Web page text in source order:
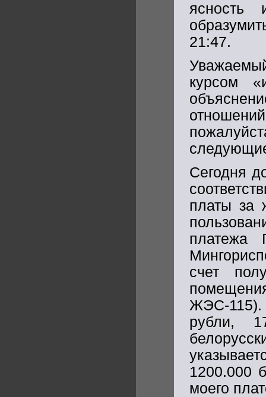
21:47.
курсом
Сегодня
платы за
платежа
счет
ЖЭС-115).
рубли,
1200.000
моего